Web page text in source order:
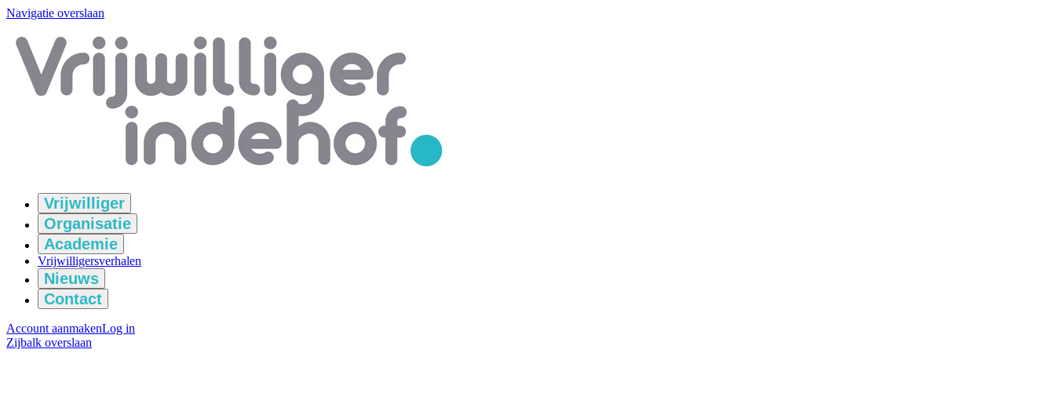
Navigatie overslaan
Vrijwilliger
Organisatie
Academie
Vrijwilligersverhalen
Nieuws
Contact
Account aanmakenLog in
Zijbalk overslaan